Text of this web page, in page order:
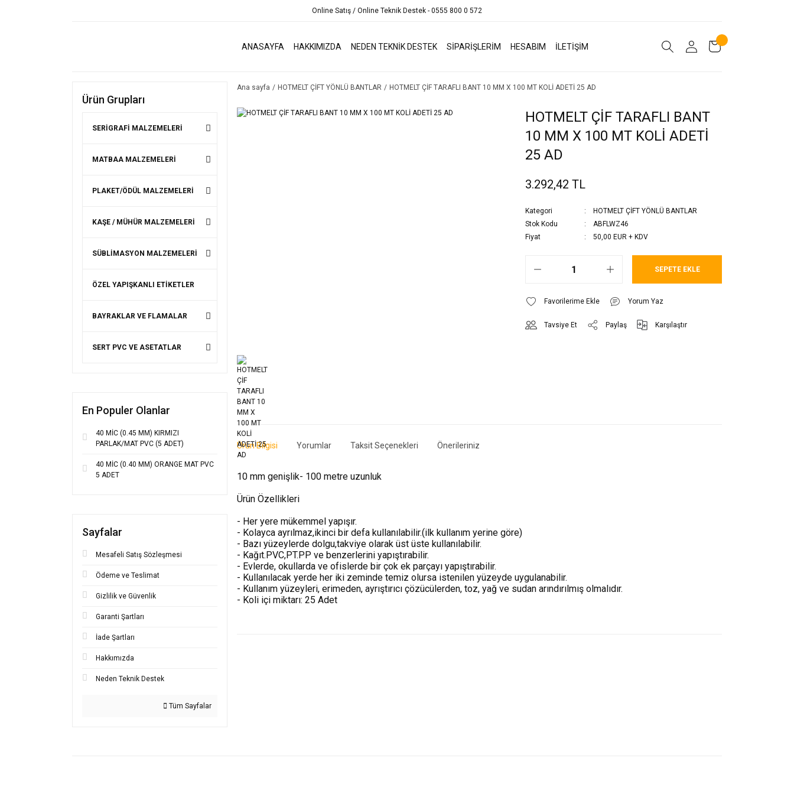
Online Satış / Online Teknik Destek - 0555 800 0 572
ANASAYFA HAKKIMIZDA NEDEN TEKNİK DESTEK SİPARİŞLERİM HESABIM İLETİŞİM
Ürün Grupları
SERİGRAFİ MALZEMELERİ
MATBAA MALZEMELERİ
PLAKET/ÖDÜL MALZEMELERİ
KAŞE / MÜHÜR MALZEMELERİ
SÜBLİMASYON MALZEMELERİ
ÖZEL YAPIŞKANLI ETİKETLER
BAYRAKLAR VE FLAMALAR
SERT PVC VE ASETATLAR
En Populer Olanlar
40 MİC (0.45 MM) KIRMIZI
PARLAK/MAT PVC (5 ADET)
40 MİC (0.40 MM) ORANGE MAT PVC
5 ADET
Sayfalar
Mesafeli Satış Sözleşmesi
Ödeme ve Teslimat
Gizlilik ve Güvenlik
Garanti Şartları
İade Şartları
Hakkımızda
Neden Teknik Destek
Tüm Sayfalar
Ana sayfa HOTMELT ÇİFT YÖNLÜ BANTLAR HOTMELT ÇİF TARAFLI BANT 10 MM X 100 MT KOLİ ADETİ 25 AD
HOTMELT ÇİF TARAFLI BANT
10 MM X 100 MT KOLİ ADETİ
25 AD
3.292,42 TL
Kategori
HOTMELT ÇİFT YÖNLÜ BANTLAR
Stok Kodu
ABFLWZ46
Fiyat
50,00 EUR + KDV
SEPETE EKLE
Yorum Yaz
Tavsiye Et Paylaş Karşılaştır
Ürün Bilgisi Yorumlar Taksit Seçenekleri Önerileriniz
10 mm genişlik- 100 metre uzunluk
Ürün Özellikleri
- Her yere mükemmel yapışır.
- Kolayca ayrılmaz,ikinci bir defa kullanılabilir.(ilk kullanım yerine göre)
- Bazı yüzeylerde dolgu,takviye olarak üst üste kullanılabilir.
- Kağıt.PVC,PT.PP ve benzerlerini yapıştırabilir.
- Evlerde, okullarda ve ofislerde bir çok ek parçayı yapıştırabilir.
- Kullanılacak yerde her iki zeminde temiz olursa istenilen yüzeyde uygulanabilir.
- Kullanım yüzeyleri, erimeden, ayrıştırıcı çözücülerden, toz, yağ ve sudan arındırılmış olmalıdır.
- Koli içi miktarı: 25 Adet